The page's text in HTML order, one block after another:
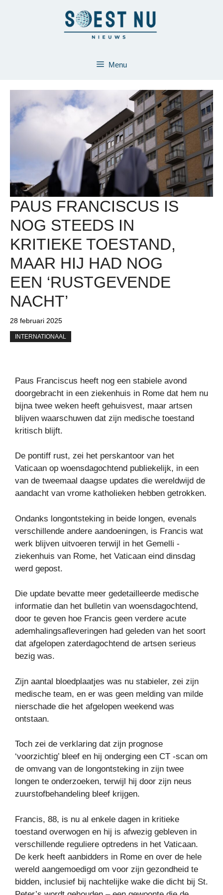
Menu
PAUS FRANCISCUS IS
NOG STEEDS IN
KRITIEKE TOESTAND,
MAAR HIJ HAD NOG
EEN ‘RUSTGEVENDE
NACHT’
28 februari 2025
INTERNATIONAAL
Paus Franciscus heeft nog een stabiele avond
doorgebracht in een ziekenhuis in Rome dat hem nu
bijna twee weken heeft gehuisvest, maar artsen
blijven waarschuwen dat zijn medische toestand
kritisch blijft.
De pontiff rust, zei het perskantoor van het
Vaticaan op woensdagochtend publiekelijk, in een
van de tweemaal daagse updates die wereldwijd de
aandacht van vrome katholieken hebben getrokken.
Ondanks longontsteking in beide longen, evenals
verschillende andere aandoeningen, is Francis wat
werk blijven uitvoeren terwijl in het Gemelli -
ziekenhuis van Rome, het Vaticaan eind dinsdag
werd gepost.
Die update bevatte meer gedetailleerde medische
informatie dan het bulletin van woensdagochtend,
door te geven hoe Francis geen verdere acute
ademhalingsafleveringen had geleden van het soort
dat afgelopen zaterdagochtend de artsen serieus
bezig was.
Zijn aantal bloedplaatjes was nu stabieler, zei zijn
medische team, en er was geen melding van milde
nierschade die het afgelopen weekend was
ontstaan.
Toch zei de verklaring dat zijn prognose
‘voorzichtig’ bleef en hij onderging een CT -scan om
de omvang van de longontsteking in zijn twee
longen te onderzoeken, terwijl hij door zijn neus
zuurstofbehandeling bleef krijgen.
Francis, 88, is nu al enkele dagen in kritieke
toestand overwogen en hij is afwezig gebleven in
verschillende reguliere optredens in het Vaticaan.
De kerk heeft aanbidders in Rome en over de hele
wereld aangemoedigd om voor zijn gezondheid te
bidden, inclusief bij nachtelijke wake die dicht bij St.